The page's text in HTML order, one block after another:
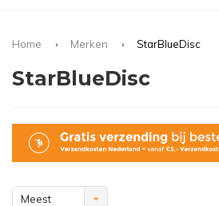
Home Merken StarBlueDisc
StarBlueDisc
Meest